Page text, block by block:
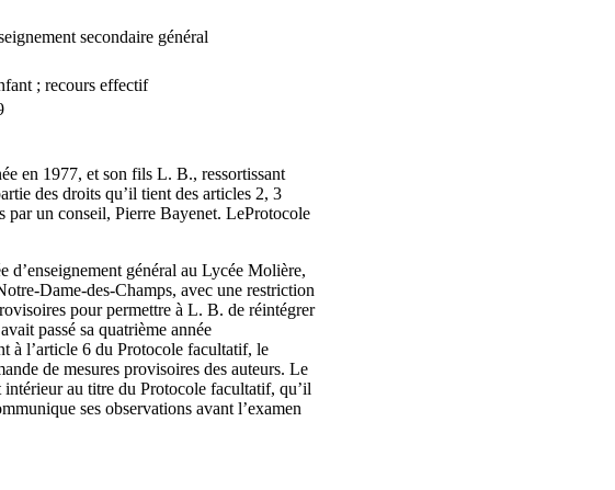
secondaire général
; recours effectif
en 1977, et son fils L. B., ressortissant
des droits qu’il tient des articles 2, 3
par un conseil, Pierre Bayenet. LeProtocole
général au Lycée Molière,
Dame-des-Champs, avec une restriction
pour permettre à L. B. de réintégrer
passé sa quatrième année
à l’article 6 du Protocole facultatif, le
de mesures provisoires des auteurs. Le
au titre du Protocole facultatif, qu’il
ses observations avant l’examen